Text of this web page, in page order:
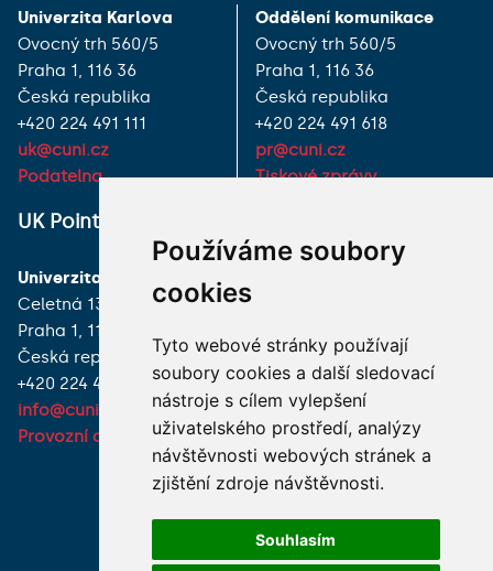
Používáme soubory
cookies
Tyto webové stránky používají
soubory cookies a další sledovací
nástroje s cílem vylepšení
uživatelského prostředí, analýzy
návštěvnosti webových stránek a
zjištění zdroje návštěvnosti.
Souhlasím
Univerzita Karlova
Ovocný trh 560/5
Praha 1, 116 36
Česká republika
+420 224 491 111
uk@cuni.cz
Podatelna
Oddělení komunikace
Ovocný trh 560/5
Praha 1, 116 36
Česká republika
+420 224 491 618
pr@cuni.cz
Tiskové zprávy
UK Point
Univerzita Karlova
Celetná 13
Praha 1, 116 36
Česká republika
+420 224 491 850
info@cuni.cz
Provozní doba a kontakty
JAK K NÁM?